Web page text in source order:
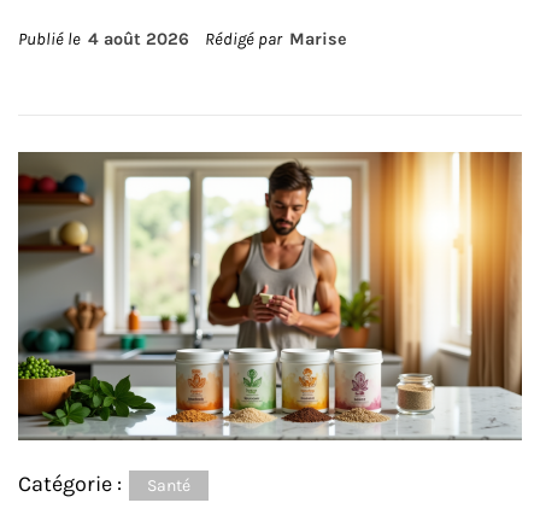
Publié le 4 août 2026 Rédigé par Marise
Catégorie : Santé